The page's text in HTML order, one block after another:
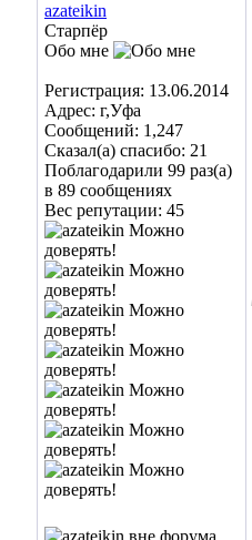
azateikin
Старпёр
Обо мне
Регистрация: 13.06.2014
Адрес: г,Уфа
Сообщений: 1,247
Сказал(а) спасибо: 21
Поблагодарили 99 раз(а)
в 89 сообщениях
Вес репутации: 45